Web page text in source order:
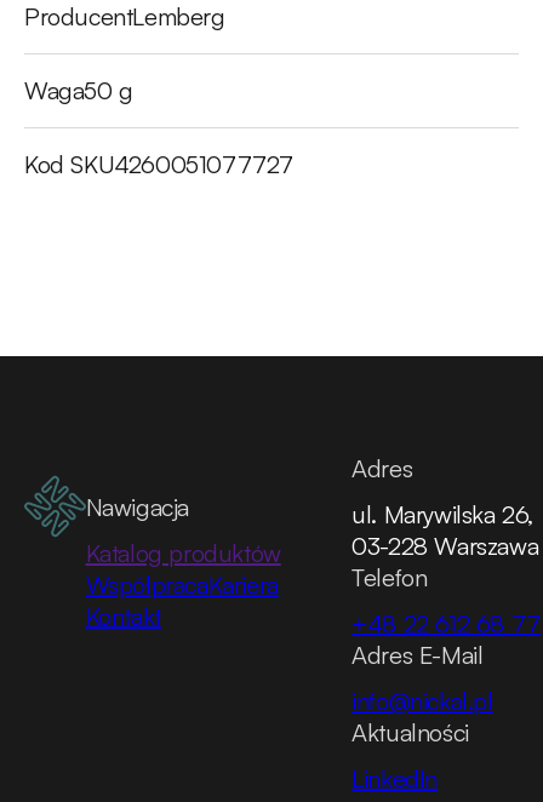
ProducentLemberg
Waga50 g
Kod SKU4260051077727
Nawigacja
Katalog produktów
WspółpracaKariera
Kontakt
Adres
ul. Marywilska 26,
03-228 Warszawa
Telefon
+48 22 612 68 77
Adres E-Mail
info@nickal.pl
Aktualności
LinkedIn